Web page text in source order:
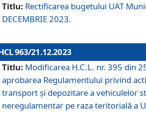
Titlu: Rectificarea bugetului UAT
DECEMBRIE 2023.
963/21.12.2023
Titlu: Modificarea H.C.L. nr. 395 din
aprobarea Regulamentului privind
transport şi depozitare a vehiculelor
neregulamentar pe raza teritorială a